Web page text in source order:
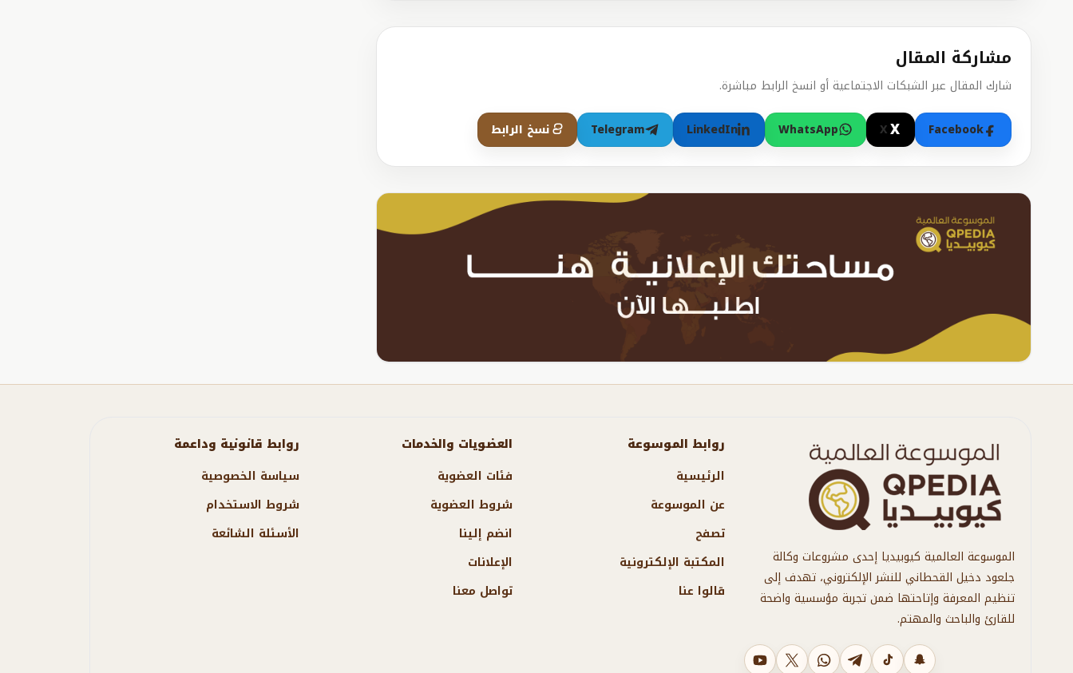
مشاركة المقال
شارك المقال عبر الشبكات الاجتماعية أو انسخ الرابط مباشرة.
Facebook
X
X
WhatsApp
LinkedIn
Telegram نسخ الرابط
الموسوعة العالمية كيوبيديا إحدى مشروعات وكالة
جلعود دخيل القحطاني للنشر الإلكتروني، تهدف إلى
تنظيم المعرفة وإتاحتها ضمن تجربة مؤسسية واضحة
للقارئ والباحث والمهتم.
يوتيوب
X واتسابتليجرامتيك توكسناب شات
روابط الموسوعة
الرئيسية
عن الموسوعة
تصفح
المكتبة الإلكترونية
قالوا عنا
العضويات والخدمات
فئات العضوية
شروط العضوية
انضم إلينا
الإعلانات
تواصل معنا
روابط قانونية وداعمة
سياسة الخصوصية
شروط الاستخدام
الأسئلة الشائعة